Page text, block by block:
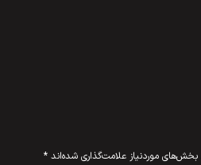
بخش‌های موردنیاز علامت‌گذاری شده‌اند *